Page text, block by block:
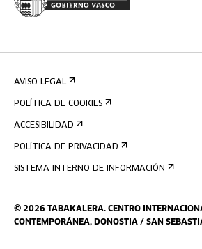
© 2026 TABAKALERA. CENTRO
CONTEMPORÁNEA, DONOSTIA / SAN
AVISO LEGAL
POLÍTICA DE COOKIES
ACCESIBILIDAD
POLÍTICA DE PRIVACIDAD
SISTEMA INTERNO DE INFORMACIÓN